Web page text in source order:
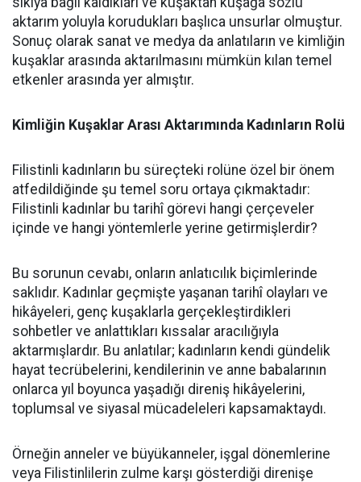
aktarım yoluyla korudukları başlıca unsurlar olmuştur.
Sonuç olarak sanat ve medya da anlatıların ve kimliğin
kuşaklar arasında aktarılmasını mümkün kılan temel
etkenler arasında yer almıştır.
Kimliğin Kuşaklar Arası Aktarımında Kadınların Rolü
Filistinli kadınların bu süreçteki rolüne özel bir önem
atfedildiğinde şu temel soru ortaya çıkmaktadır:
Filistinli kadınlar bu tarihî görevi hangi çerçeveler
içinde ve hangi yöntemlerle yerine getirmişlerdir?
Bu sorunun cevabı, onların anlatıcılık biçimlerinde
saklıdır. Kadınlar geçmişte yaşanan tarihî olayları ve
hikâyeleri, genç kuşaklarla gerçekleştirdikleri
sohbetler ve anlattıkları kıssalar aracılığıyla
aktarmışlardır. Bu anlatılar; kadınların kendi gündelik
hayat tecrübelerini, kendilerinin ve anne babalarının
onlarca yıl boyunca yaşadığı direniş hikâyelerini,
toplumsal ve siyasal mücadeleleri kapsamaktaydı.
Örneğin anneler ve büyükanneler, işgal dönemlerine
veya Filistinlilerin zulme karşı gösterdiği direnişe